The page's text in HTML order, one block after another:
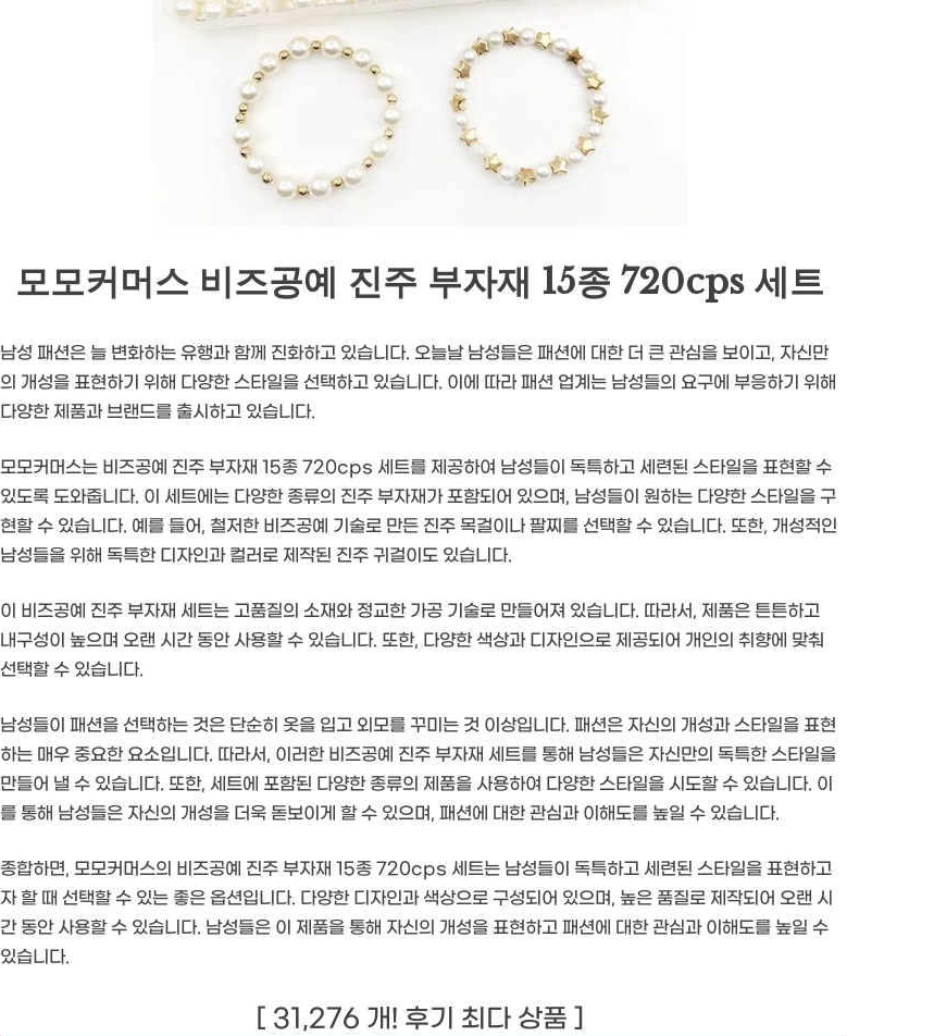
모모커머스 비즈공예 진주 부자재 15종 720cps 세트
남성 패션은 늘 변화하는 유행과 함께 진화하고 있습니다. 오늘날 남성들은 패션에 대한 더 큰 관심을 보이고, 자신만
의 개성을 표현하기 위해 다양한 스타일을 선택하고 있습니다. 이에 따라 패션 업계는 남성들의 요구에 부응하기 위해
다양한 제품과 브랜드를 출시하고 있습니다.
모모커머스는 비즈공예 진주 부자재 15종 720cps 세트를 제공하여 남성들이 독특하고 세련된 스타일을 표현할 수
있도록 도와줍니다. 이 세트에는 다양한 종류의 진주 부자재가 포함되어 있으며, 남성들이 원하는 다양한 스타일을 구
현할 수 있습니다. 예를 들어, 철저한 비즈공예 기술로 만든 진주 목걸이나 팔찌를 선택할 수 있습니다. 또한, 개성적인
남성들을 위해 독특한 디자인과 컬러로 제작된 진주 귀걸이도 있습니다.
이 비즈공예 진주 부자재 세트는 고품질의 소재와 정교한 가공 기술로 만들어져 있습니다. 따라서, 제품은 튼튼하고
내구성이 높으며 오랜 시간 동안 사용할 수 있습니다. 또한, 다양한 색상과 디자인으로 제공되어 개인의 취향에 맞춰
선택할 수 있습니다.
남성들이 패션을 선택하는 것은 단순히 옷을 입고 외모를 꾸미는 것 이상입니다. 패션은 자신의 개성과 스타일을 표현
하는 매우 중요한 요소입니다. 따라서, 이러한 비즈공예 진주 부자재 세트를 통해 남성들은 자신만의 독특한 스타일을
만들어 낼 수 있습니다. 또한, 세트에 포함된 다양한 종류의 제품을 사용하여 다양한 스타일을 시도할 수 있습니다. 이
를 통해 남성들은 자신의 개성을 더욱 돋보이게 할 수 있으며, 패션에 대한 관심과 이해도를 높일 수 있습니다.
종합하면, 모모커머스의 비즈공예 진주 부자재 15종 720cps 세트는 남성들이 독특하고 세련된 스타일을 표현하고
자 할 때 선택할 수 있는 좋은 옵션입니다. 다양한 디자인과 색상으로 구성되어 있으며, 높은 품질로 제작되어 오랜 시
간 동안 사용할 수 있습니다. 남성들은 이 제품을 통해 자신의 개성을 표현하고 패션에 대한 관심과 이해도를 높일 수
있습니다.
[ 31,276 개! 후기 최다 상품 ]